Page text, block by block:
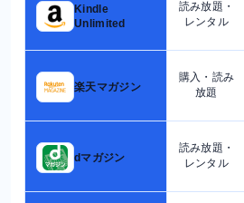
Kindle
Unlimited
読み放題・
レンタル
楽天マガジン
購入・読み
放題
dマガジン
読み放題・
レンタル